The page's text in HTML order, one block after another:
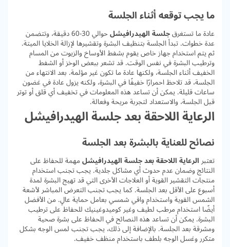
ما يجب توقعه أثناء الجلسة
عادة ما تستغرقجلسة الهيدرافيشل حوالي 30-60 دقيقة، وتتضمن
عدة خطوات. تبدأ الجلسة بتنظيف البشرة وتقشيرها لإزالة الخلايا الميتة.
ثم يتم استخدام جهاز خاص يقوم بشفط الأوساخ والزيوت من المسام
وترطيب البشرة في نفس الوقت. قد تشعر ببعض الوخز أو الشفط
الخفيف أثناء الجلسة، ولكنها عادة ما تكون غير مؤلمة. بعد الانتهاء من
الجلسة، قد تلاحظ احمرارًا خفيفًا في البشرة، ولكنه يزول عادة في غضون
ساعات قليلة. يمكن أن تساعد هذه المعلومات في تخفيف أي قلق أو توتر
قبل الجلسة، والاستعداد لتجربة مريحة وفعالة.
الرعاية اللاحقة بعد جلسة الهيدرافيشل
نصائح للعناية بالبشرة بعد الجلسة
تعتبرالرعاية اللاحقة بعد جلسة الهيدرافيشلمهمة للحفاظ على
النتائج وضمان عدم حدوث أي مشاكل جلدية. يجب تجنب استخدام
منتجات التقشير القوية أو العلاجات الأخرى التي قد تهيج البشرة لمدة
أسبوع على الأقل بعد الجلسة. كما يجب تجنب التعرض المباشر لأشعة
الشمس القوية واستخدام واقي شمسي بعامل حماية عالٍ. من الأفضل
أيضًا استخدام مرطب لطيف وغير كوميدوغينيك للحفاظ على ترطيب
البشرة. يمكن أن تساعد هذه النصائح في الحفاظ على بشرة صحية
ومشرقة بعد الجلسة. بالإضافة إلى ذلك، يجب تجنب لمس الوجه بشكل
متكرر وغسل الوجه بلطف باستخدام منظف خفيف.